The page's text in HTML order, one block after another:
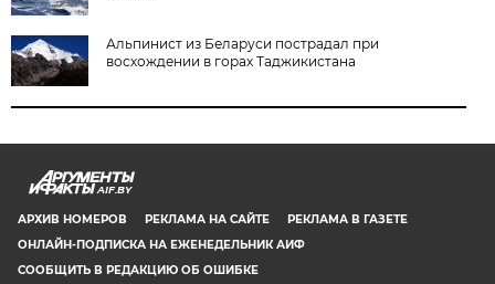
Альпинист из Беларуси пострадал при
восхождении в горах Таджикистана
AIF.BY
АРХИВ НОМЕРОВ РЕКЛАМА НА САЙТЕ
РЕКЛАМА В ГАЗЕТЕ
ОНЛАЙН-ПОДПИСКА НА ЕЖЕНЕДЕЛЬНИК АИФ
СООБЩИТЬ В РЕДАКЦИЮ ОБ ОШИБКЕ